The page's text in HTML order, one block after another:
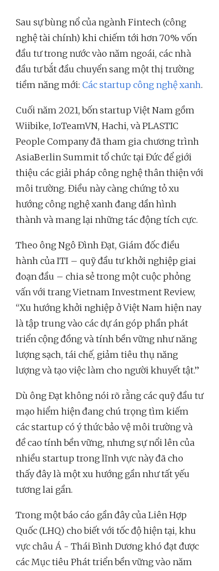
Sau sự bùng nổ của ngành Fintech (công
nghệ tài chính) khi chiếm tới hơn 70% vốn
đầu tư trong nước vào năm ngoái, các nhà
đầu tư bắt đầu chuyển sang một thị trường
tiềm năng mới: Các startup công nghệ xanh.
Cuối năm 2021, bốn startup Việt Nam gồm
Wiibike, IoTeamVN, Hachi, và PLASTIC
People Company đã tham gia chương trình
AsiaBerlin Summit tổ chức tại Đức để giới
thiệu các giải pháp công nghệ thân thiện với
môi trường. Điều này càng chứng tỏ xu
hướng công nghệ xanh đang dần hình
thành và mang lại những tác động tích cực.
Theo ông Ngô Đình Đạt, Giám đốc điều
hành của ITI – quỹ đầu tư khởi nghiệp giai
đoạn đầu – chia sẻ trong một cuộc phỏng
vấn với trang Vietnam Investment Review,
“Xu hướng khởi nghiệp ở Việt Nam hiện nay
là tập trung vào các dự án góp phần phát
triển cộng đồng và tính bền vững như năng
lượng sạch, tái chế, giảm tiêu thụ năng
lượng và tạo việc làm cho người khuyết tật.”
Dù ông Đạt không nói rõ rằng các quỹ đầu tư
mạo hiểm hiện đang chú trọng tìm kiếm
các startup có ý thức bảo vệ môi trường và
đề cao tính bền vững, nhưng sự nổi lên của
nhiều startup trong lĩnh vực này đã cho
thấy đây là một xu hướng gần như tất yếu
tương lai gần.
Trong một báo cáo gần đây của Liên Hợp
Quốc (LHQ) cho biết với tốc độ hiện tại, khu
vực châu Á - Thái Bình Dương khó đạt được
các Mục tiêu Phát triển bền vững vào năm